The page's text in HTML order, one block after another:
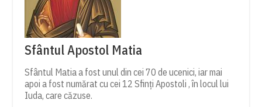
Sfântul Apostol Matia
Sfântul Matia a fost unul din cei 70 de ucenici, iar mai
apoi a fost numărat cu cei 12 Sfinți Apostoli , în locul lui
Iuda, care căzuse.